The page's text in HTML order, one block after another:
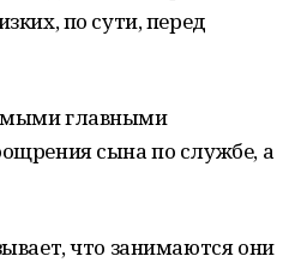
по сути, перед
главными
сына по службе, а
что занимаются они